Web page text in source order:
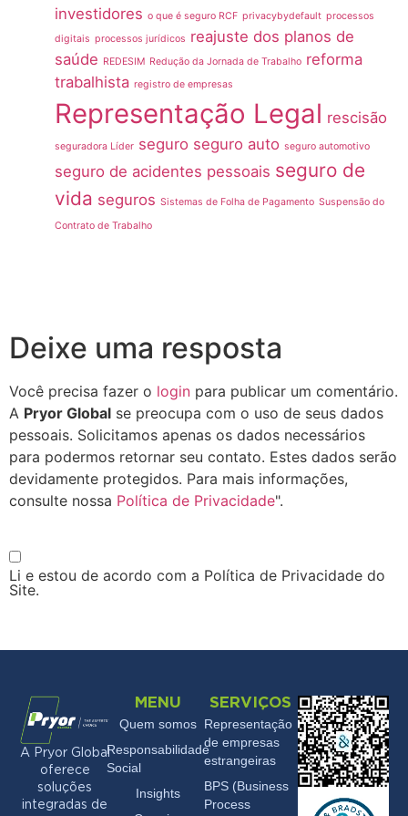
investidores o que é seguro RCF privacybydefault processos
digitais processos jurídicos reajuste dos planos de
saúde REDESIM Redução da Jornada de Trabalho reforma
trabalhista registro de empresas
Representação Legal rescisão
seguradora Líder seguro seguro auto seguro automotivo
seguro de acidentes pessoais seguro de
vida seguros Sistemas de Folha de Pagamento Suspensão do
Contrato de Trabalho
Deixe uma resposta
Você precisa fazer o login para publicar um comentário.
A Pryor Global se preocupa com o uso de seus dados
pessoais. Solicitamos apenas os dados necessários
para podermos retornar seu contato. Estes dados serão
devidamente protegidos. Para mais informações,
consulte nossa Política de Privacidade".
Li e estou de acordo com a Política de Privacidade do
Site.
A Pryor Global
oferece
soluções
integradas de
MENU
Quem somos
Responsabilidade
Social
Insights
SERVIÇOS
Representação
de empresas
estrangeiras
BPS (Business
Process